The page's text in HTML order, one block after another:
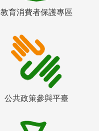
教育消費者保護專區
公共政策參與平臺